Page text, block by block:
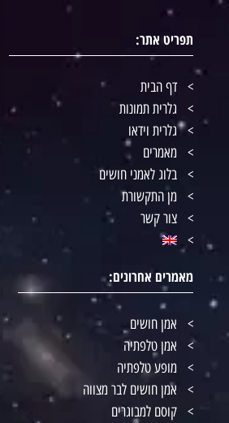
תפריט אתר:
דף הבית
גלרית תמונות
גלרית וידאו
מאמרים
בלוג לאמני חושים
מן התקשורת
צור קשר
מאמרים אחרונים:
אמן חושים
אמן טלפתיה
מופע טלפתיה
אמן חושים לבר מצווה
קוסם למבוגרים